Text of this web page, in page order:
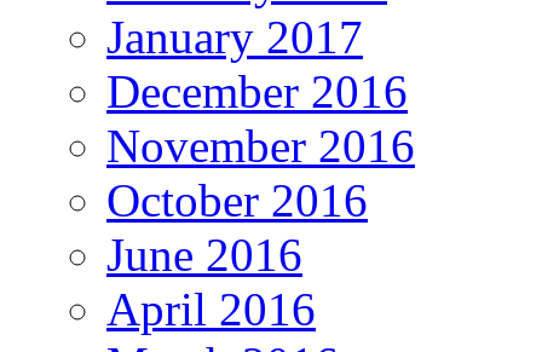
January 2017
December 2016
November 2016
October 2016
June 2016
April 2016